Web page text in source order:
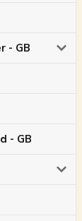
- GB
- GB